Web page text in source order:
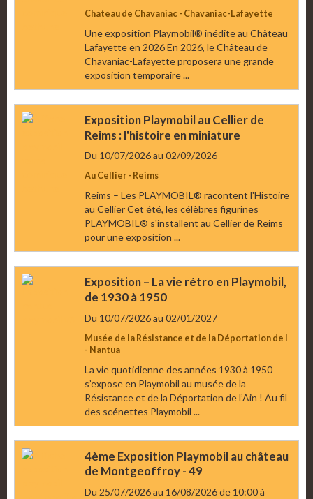
Chateau de Chavaniac - Chavaniac-Lafayette
Une exposition Playmobil® inédite au Château
Lafayette en 2026 En 2026, le Château de
Chavaniac-Lafayette proposera une grande
exposition temporaire ...
Exposition Playmobil au Cellier de
Reims : l'histoire en miniature
Du 10/07/2026au 02/09/2026
Au Cellier - Reims
Reims – Les PLAYMOBIL® racontent l'Histoire
au Cellier Cet été, les célèbres figurines
PLAYMOBIL® s'installent au Cellier de Reims
pour une exposition ...
Exposition – La vie rétro en Playmobil,
de 1930 à 1950
Du 10/07/2026au 02/01/2027
Musée de la Résistance et de la Déportation de l
- Nantua
La vie quotidienne des années 1930 à 1950
s’expose en Playmobil au musée de la
Résistance et de la Déportation de l’Ain ! Au fil
des scénettes Playmobil ...
4ème Exposition Playmobil au château
de Montgeoffroy - 49
Du 25/07/2026au 16/08/2026de 10:00à